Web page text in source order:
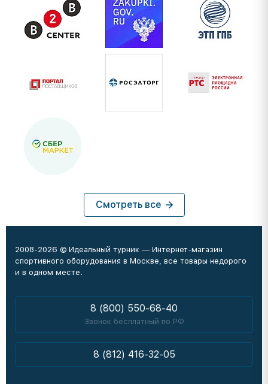
Смотреть все
2008-2026 © Идеальный турник — Интернет-магазин
спортивного оборудования в Москве, все товары недорого
и в одном месте.
8 (800) 550-68-40
Звонок бесплатный по РФ
8 (812) 416-32-05